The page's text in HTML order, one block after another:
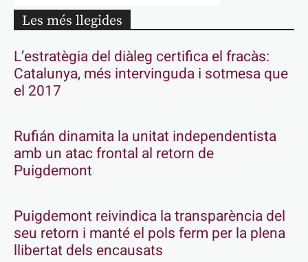
Les més llegides
L’estratègia del diàleg certifica el fracàs:
Catalunya, més intervinguda i sotmesa que
el 2017
Rufián dinamita la unitat independentista
amb un atac frontal al retorn de
Puigdemont
Puigdemont reivindica la transparència del
seu retorn i manté el pols ferm per la plena
llibertat dels encausats